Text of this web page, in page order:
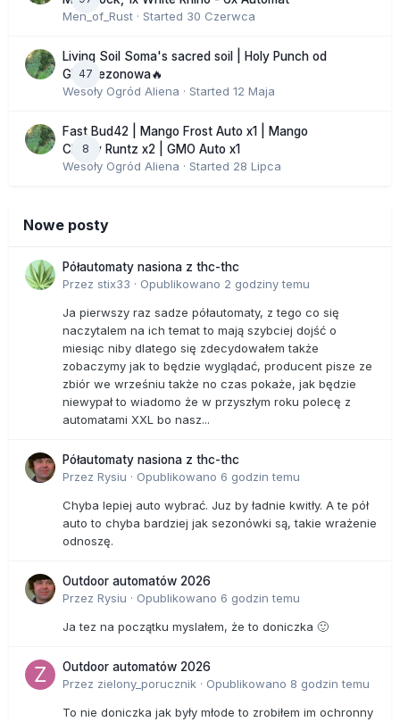
Men_of_Rust · Started 30 Czerwca
47
Living Soil Soma's sacred soil | Holy Punch od
GHS sezonowa🔥
Wesoły Ogród Aliena · Started 12 Maja
8
Fast Bud42 | Mango Frost Auto x1 | Mango
Cherry Runtz x2 | GMO Auto x1
Wesoły Ogród Aliena · Started 28 Lipca
Nowe posty
Półautomaty nasiona z thc-thc
Przez stix33 · Opublikowano 2 godziny temu
Ja pierwszy raz sadze półautomaty, z tego co się
naczytalem na ich temat to mają szybciej dojść o
miesiąc niby dlatego się zdecydowałem także
zobaczymy jak to będzie wyglądać, producent pisze ze
zbiór we wrześniu także no czas pokaże, jak będzie
niewypał to wiadomo że w przyszłym roku polecę z
automatami XXL bo nasz...
Półautomaty nasiona z thc-thc
Przez Rysiu · Opublikowano 6 godzin temu
Chyba lepiej auto wybrać. Juz by ładnie kwitły. A te pół
auto to chyba bardziej jak sezonówki są, takie wrażenie
odnoszę.
Outdoor automatów 2026
Przez Rysiu · Opublikowano 6 godzin temu
Ja tez na początku myslałem, że to doniczka 🙂
Outdoor automatów 2026
Przez zielony_porucznik · Opublikowano 8 godzin temu
To nie doniczka jak były młode to zrobiłem im ochronny